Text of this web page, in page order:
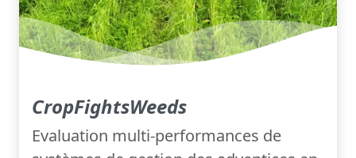
CropFightsWeeds
Evaluation multi-performances de